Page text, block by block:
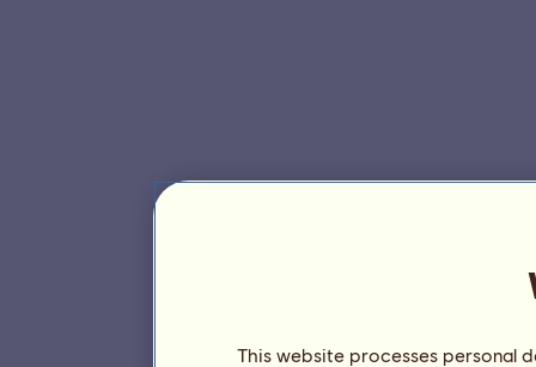
This website processes personal